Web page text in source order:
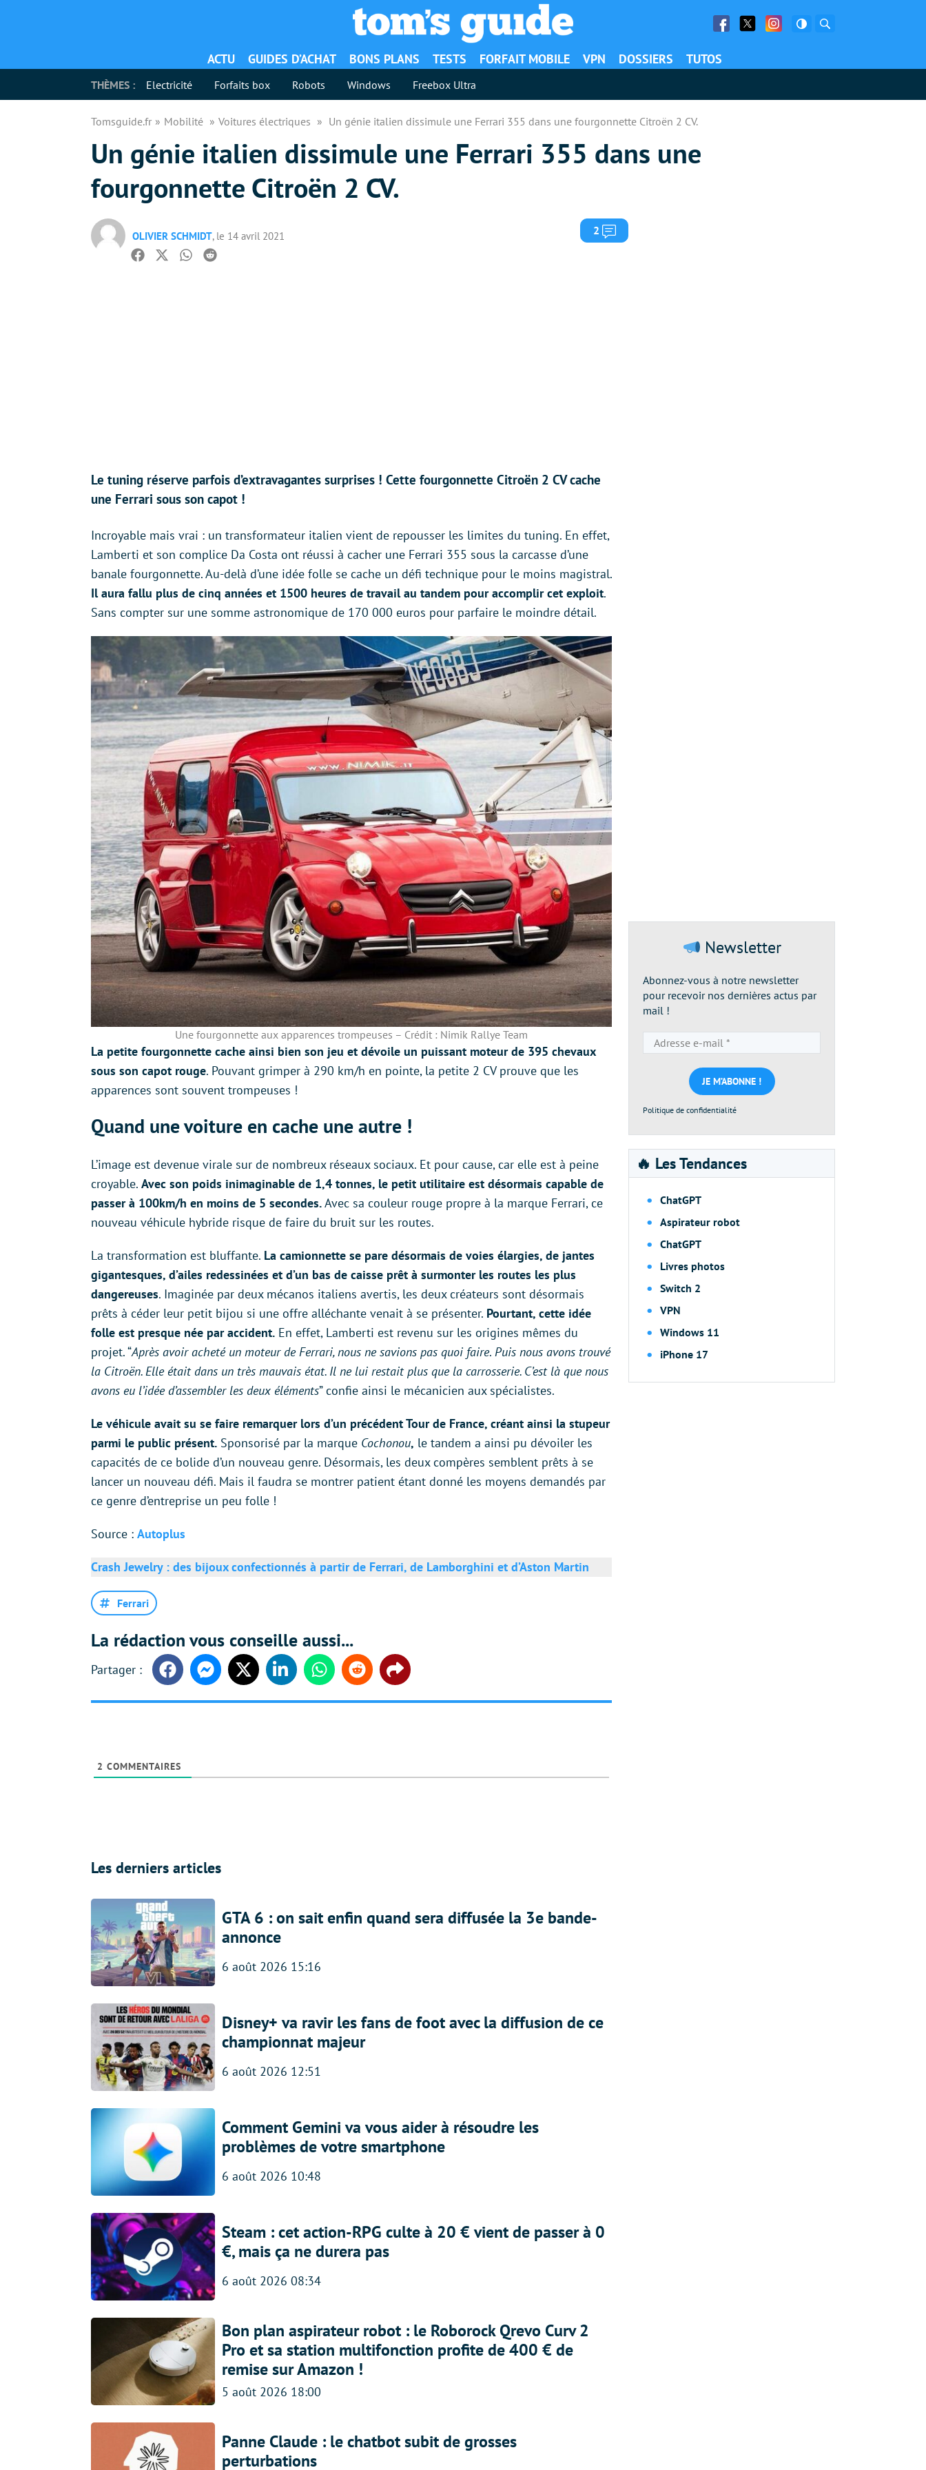
Facebook
Twitter Facebook
ACTU GUIDES D’ACHAT BONS PLANS TESTS FORFAIT MOBILE VPN DOSSIERS TUTOS
THÈMES : Electricité Forfaits box Robots Windows Freebox Ultra
Tomsguide.fr Mobilité Voitures électriques Un génie italien dissimule une Ferrari 355 dans une fourgonnette Citroën 2 CV.
Un génie italien dissimule une Ferrari 355 dans une
fourgonnette Citroën 2 CV.
OLIVIER SCHMIDT, le 14 avril 2021 2 Commentaires
Facebook
TwitterWhatsapp
Reddit
Le tuning réserve parfois d’extravagantes surprises ! Cette fourgonnette Citroën 2 CV cache
une Ferrari sous son capot !
Incroyable mais vrai : un transformateur italien vient de repousser les limites du tuning. En effet,
Lamberti et son complice Da Costa ont réussi à cacher une Ferrari 355 sous la carcasse d’une
banale fourgonnette. Au-delà d’une idée folle se cache un défi technique pour le moins magistral.
Il aura fallu plus de cinq années et 1500 heures de travail au tandem pour accomplir cet exploit.
Sans compter sur une somme astronomique de 170 000 euros pour parfaire le moindre détail.
Une fourgonnette aux apparences trompeuses – Crédit : Nimik Rallye Team
La petite fourgonnette cache ainsi bien son jeu et dévoile un puissant moteur de 395 chevaux
sous son capot rouge. Pouvant grimper à 290 km/h en pointe, la petite 2 CV prouve que les
apparences sont souvent trompeuses !
Quand une voiture en cache une autre !
L’image est devenue virale sur de nombreux réseaux sociaux. Et pour cause, car elle est à peine
croyable. Avec son poids inimaginable de 1,4 tonnes, le petit utilitaire est désormais capable de
passer à 100km/h en moins de 5 secondes.Avec sa couleur rouge propre à la marque Ferrari, ce
nouveau véhicule hybride risque de faire du bruit sur les routes.
La transformation est bluffante. La camionnette se pare désormais de voies élargies, de jantes
gigantesques, d’ailes redessinées et d’un bas de caisse prêt à surmonter les routes les plus
dangereuses. Imaginée par deux mécanos italiens avertis, les deux créateurs sont désormais
prêts à céder leur petit bijou si une offre alléchante venait à se présenter. Pourtant, cette idée
folle est presque née par accident. En effet, Lamberti est revenu sur les origines mêmes du
projet. “Après avoir acheté un moteur de Ferrari, nous ne savions pas quoi faire. Puis nous avons trouvé
la Citroën. Elle était dans un très mauvais état. Il ne lui restait plus que la carrosserie. C’est là que nous
avons eu l’idée d’assembler les deux éléments” confie ainsi le mécanicien aux spécialistes.
Le véhicule avait su se faire remarquer lors d’un précédent Tour de France, créant ainsi la stupeur
parmi le public présent. Sponsorisé par la marque Cochonou, le tandem a ainsi pu dévoiler les
capacités de ce bolide d’un nouveau genre. Désormais, les deux compères semblent prêts à se
lancer un nouveau défi. Mais il faudra se montrer patient étant donné les moyens demandés par
ce genre d’entreprise un peu folle !
Source : Autoplus
Crash Jewelry : des bijoux confectionnés à partir de Ferrari, de Lamborghini et d’Aston Martin
Ferrari
La rédaction vous conseille aussi...
FacebookMessengerTwitter LinkedinWhatsappReddit Share
2 COMMENTAIRES
Les derniers articles
GTA 6 : on sait enfin quand sera diffusée la 3e bande-
annonce
6 août 2026 15:16
Disney+ va ravir les fans de foot avec la diffusion de ce
championnat majeur
6 août 2026 12:51
Comment Gemini va vous aider à résoudre les
problèmes de votre smartphone
6 août 2026 10:48
Steam : cet action-RPG culte à 20 € vient de passer à 0
€, mais ça ne durera pas
6 août 2026 08:34
Bon plan aspirateur robot : le Roborock Qrevo Curv 2
Pro et sa station multifonction profite de 400 € de
remise sur Amazon !
5 août 2026 18:00
Panne Claude : le chatbot subit de grosses
perturbations
Newsletter
Abonnez-vous à notre newsletter
pour recevoir nos dernières actus par
mail !
e-
mail
*
Politique de confidentialité
🔥 Les Tendances
ChatGPT
Aspirateur robot
ChatGPT
Livres photos
Switch 2
VPN
Windows 11
iPhone 17